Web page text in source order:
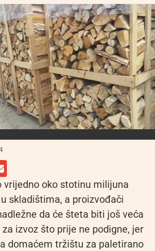
vrijedno oko stotinu milijuna
skladištima, a proizvođači
da će šteta biti јоš veća
izvoz što prije ne podigne, jer
domaćem tržištu za paletirano